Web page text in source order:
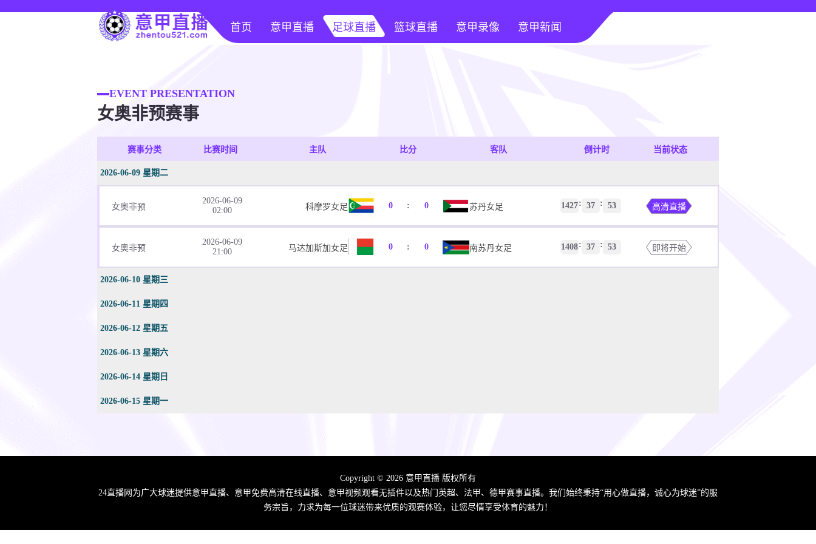
首页 意甲直播 足球直播 篮球直播 意甲录像 意甲新闻
EVENT PRESENTATION
女奥非预赛事
赛事分类 比赛时间 主队 比分 客队 倒计时 当前状态
2026-06-09 星期二
女奥非预
2026-06-09
02:00
科摩罗女足 0 : 0 苏丹女足 1427: 37 : 53 高清直播
女奥非预
2026-06-09
21:00
马达加斯加女足 0 : 0 南苏丹女足 1408: 37 : 53 即将开始
2026-06-10 星期三
2026-06-11 星期四
2026-06-12 星期五
2026-06-13 星期六
2026-06-14 星期日
2026-06-15 星期一
Copyright © 2026 意甲直播 版权所有
24直播网为广大球迷提供意甲直播、意甲免费高清在线直播、意甲视频观看无插件以及热门英超、法甲、德甲赛事直播。我们始终秉持“用心做直播，诚心为球迷”的服
务宗旨，力求为每一位球迷带来优质的观赛体验，让您尽情享受体育的魅力！